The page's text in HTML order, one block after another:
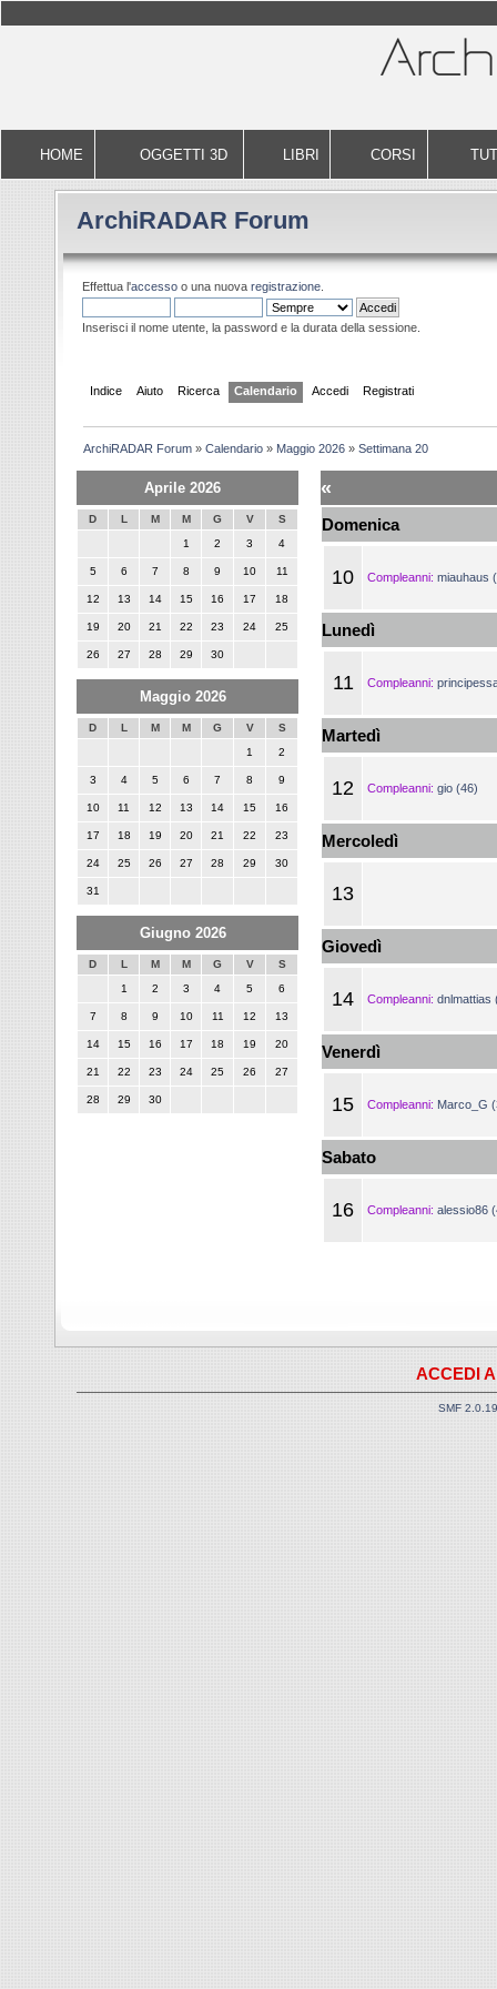
HOME OGGETTI 3D LIBRI CORSI
ArchiRADAR Forum
Effettua l'accesso o una nuova registrazione.
Inserisci il nome utente, la password e la durata della sessione.
Indice Aiuto Ricerca Calendario Accedi Registrati
ArchiRADAR Forum »Calendario » Maggio 2026 »Settimana 20
Aprile 2026
D L M M G V
S
1
2 3 4
5 6 7 8 9 10 11
12 13 14 15 16 17 18
19 20 21 22 23 24 25
26 27 28 29 30
Maggio 2026
D L M M G V
S
1
2
3 4 5 6 7 8 9
10 11 12 13 14 15 16
17 18 19 20 21 22 23
24 25 26 27 28 29 30
31
Giugno 2026
D L M M G V
S
1
2 3 4 5 6
7 8 9 10 11 12 13
14 15 16 17 18 19 20
21 22 23 24 25 26 27
28 29 30
«
Domenica
10 Compleanni: miauhaus
Lunedì
11 Compleanni:
Martedì
12 Compleanni: gio (46)
Mercoledì
13
Giovedì
14 Compleanni: dnlmattias
Venerdì
15 Compleanni: Marco_G
Sabato
16 Compleanni: alessio86
ACCEDI
SMF 2.0.19